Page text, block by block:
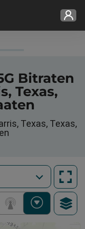
Bitraten
Texas,
Texas, Texas,